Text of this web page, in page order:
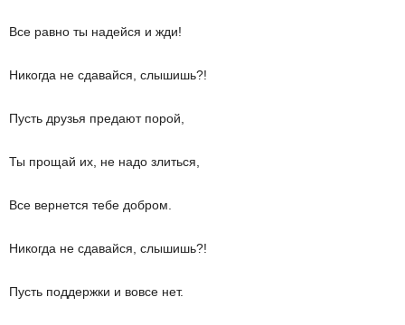
Все равно ты надейся и жди!
Никогда не сдавайся, слышишь?!
Пусть друзья предают порой,
Ты прощай их, не надо злиться,
Все вернется тебе добром.
Никогда не сдавайся, слышишь?!
Пусть поддержки и вовсе нет.